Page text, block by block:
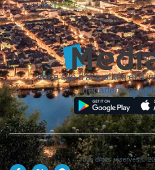
Contact
Votre site d'actualités et
département du
Tous droits réservés ©